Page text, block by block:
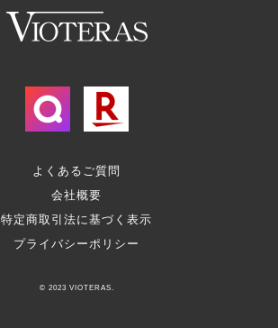
よくあるご質問
会社概要
特定商取引法に基づく表示
プライバシーポリシー
© 2023 VIOTERAS.